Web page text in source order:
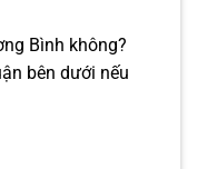
Bình không?
bên dưới nếu